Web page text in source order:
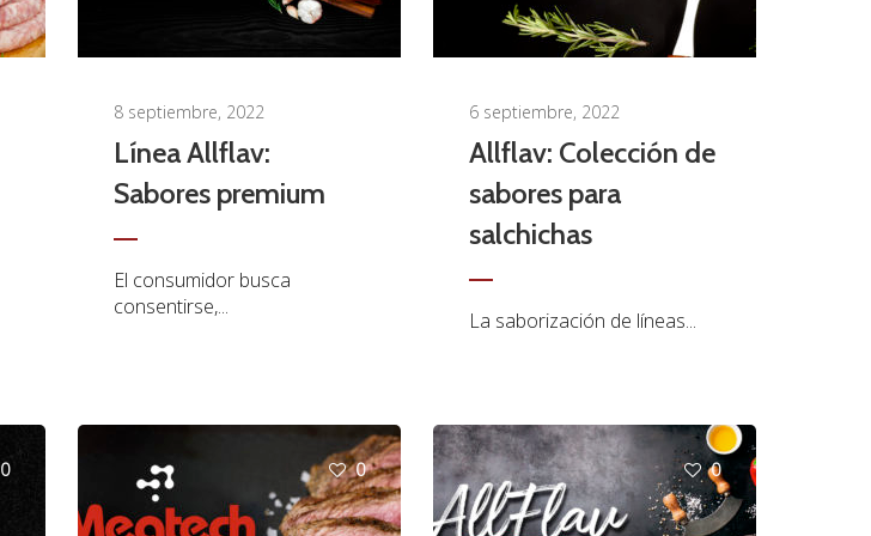
8 septiembre, 2022
Línea Allflav:
Sabores premium
El consumidor busca
consentirse,...
6 septiembre, 2022
Allflav: Colección de
sabores para
salchichas
La saborización de líneas...
0 0 0